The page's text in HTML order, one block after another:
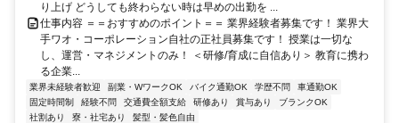
り上げ どうしても終わらない時は早めの出勤を ...
仕事内容 ＝＝おすすめのポイント＝＝ 業界経験者募集です！ 業界大
手ワオ・コーポレーション自社の正社員募集です！ 授業は一切な
し、運営・マネジメントのみ！ ＜研修/育成に自信あり＞ 教育に携わ
る企業...
業界未経験者歓迎 副業・WワークOK バイク通勤OK 学歴不問
車通勤OK
固定時間制
経験不問 交通費全額支給 研修あり 賞与あり
ブランクOK
社割あり
寮・社宅あり 髪型・髪色自由